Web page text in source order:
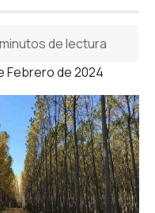
Febrero de 2024
de lectura